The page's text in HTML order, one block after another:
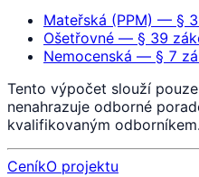
Mateřská (PPM) — §
Ošetřovné — § 39
Nemocenská — § 7
Tento výpočet slouží
nenahrazuje odborné
kvalifikovaným odborníkem.
CeníkO projektu